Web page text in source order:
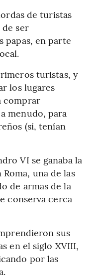
de turistas
ser
papas, en parte
turistas, y
los lugares
comprar
menudo, para
(sí, tenían
VI se ganaba la
una de las
de armas de la
conserva cerca
sus
en el siglo XVIII,
por las